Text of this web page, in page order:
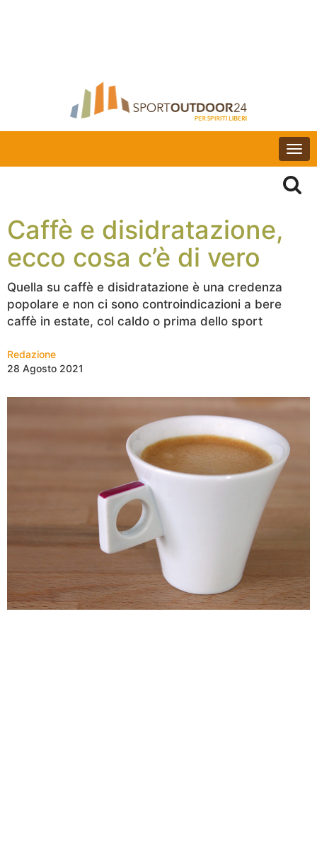
Caffè e disidratazione,
ecco cosa c’è di vero
Quella su caffè e disidratazione è una credenza
popolare e non ci sono controindicazioni a bere
caffè in estate, col caldo o prima dello sport
Redazione
28 Agosto 2021